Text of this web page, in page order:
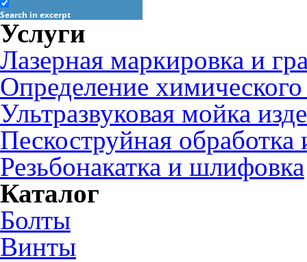
Search in excerpt
Услуги
Лазерная маркировка и
Определение химического
Ультразвуковая мойка
Пескоструйная обработка
Резьбонакатка и шлифовка
Каталог
Болты
Винты